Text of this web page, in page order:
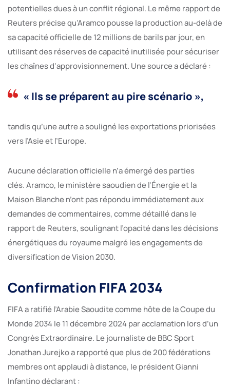
potentielles dues à un conflit régional. Le même rapport de
Reuters précise qu’Aramco pousse la production au-delà de
sa capacité officielle de 12 millions de barils par jour, en
utilisant des réserves de capacité inutilisée pour sécuriser
les chaînes d’approvisionnement. Une source a déclaré :
« Ils se préparent au pire scénario »,
tandis qu’une autre a souligné les exportations priorisées
vers l’Asie et l’Europe.
Aucune déclaration officielle n’a émergé des parties
clés. Aramco, le ministère saoudien de l’Énergie et la
Maison Blanche n’ont pas répondu immédiatement aux
demandes de commentaires, comme détaillé dans le
rapport de Reuters, soulignant l’opacité dans les décisions
énergétiques du royaume malgré les engagements de
diversification de Vision 2030.
Confirmation FIFA 2034
FIFA a ratifié l’Arabie Saoudite comme hôte de la Coupe du
Monde 2034 le 11 décembre 2024 par acclamation lors d’un
Congrès Extraordinaire. Le journaliste de BBC Sport
Jonathan Jurejko a rapporté que plus de 200 fédérations
membres ont applaudi à distance, le président Gianni
Infantino déclarant :